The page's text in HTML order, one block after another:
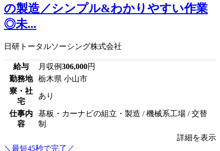
の製造／シンプル&わかりやすい作業
◎未...
日研トータルソーシング株式会社
給与 月収例306,000円
勤務地
栃木県 小山市
寮・社
宅
あり
仕事内
容
基板・カーナビの組立・製造 / 機械系工場 / 交替
制
詳細を表示
＼最短45秒で完了／